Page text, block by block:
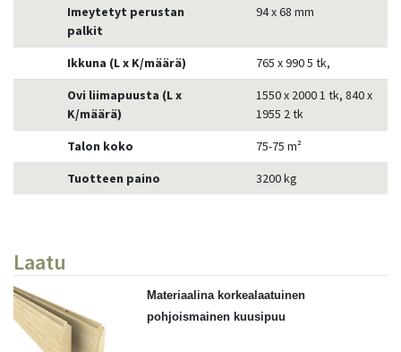
Laatu
Materiaalina korkealaatuinen
pohjoismainen kuusipuu
Imeytetyt perustan
palkit
94 x 68 mm
Ikkuna (L x K/määrä)
765 x 990 5 tk,
Ovi liimapuusta (L x
K/määrä)
1550 x 2000 1 tk, 840 x
1955 2 tk
Talon koko
75-75 m²
Tuotteen paino
3200 kg